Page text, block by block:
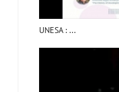
UNESA : ...